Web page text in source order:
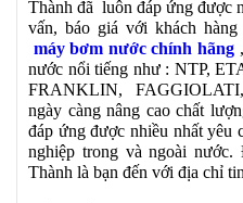
Thành đã luôn đáp ứng được
vấn, báo giá với khách
máy bơm nước chính hãng,
nước nổi tiếng như : NTP,
FRANKLIN,
ngày càng nâng cao chất
đáp ứng được nhiều nhất yêu
nghiệp trong và ngoài
Thành là bạn đến với địa chỉ